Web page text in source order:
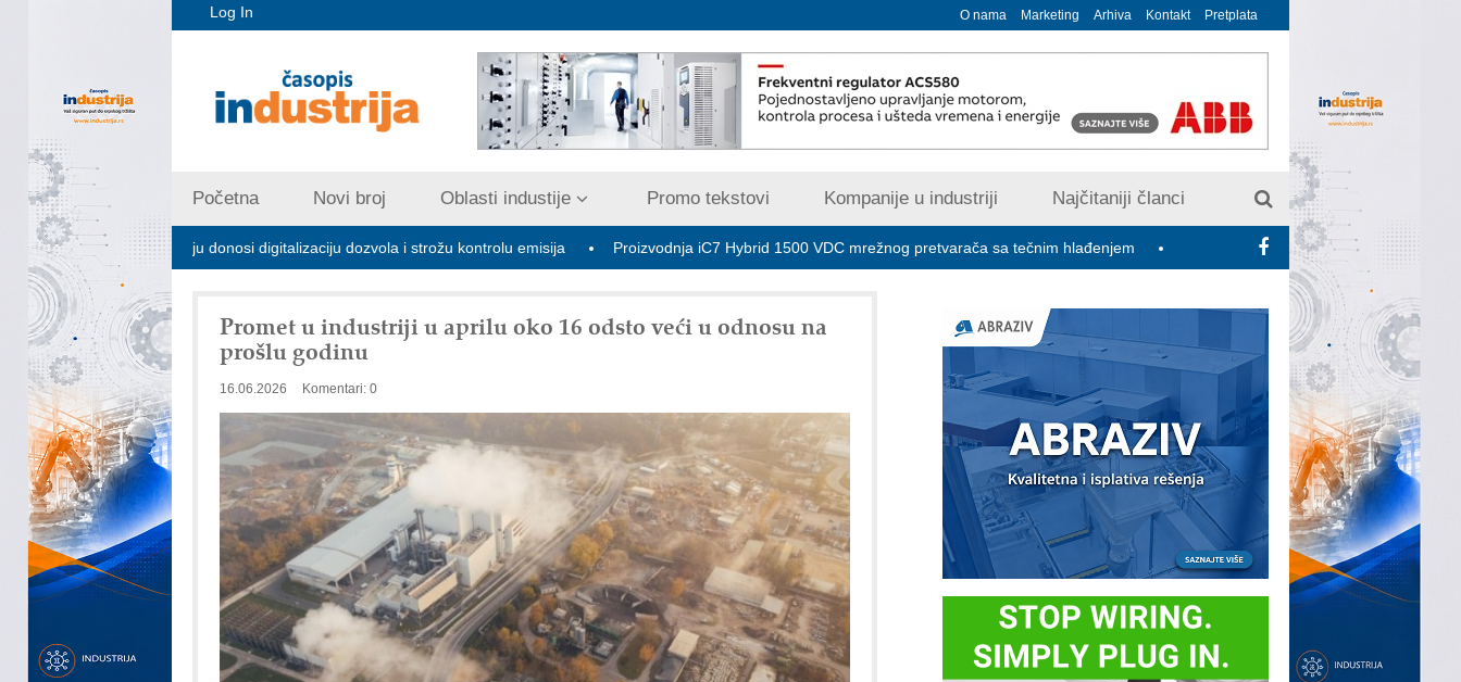
Log In O nama Marketing Arhiva Kontakt Pretplata
Početna Novi broj Oblasti industije Promo tekstovi Kompanije u industriji Najčitaniji članci
zagađivanju donosi digitalizaciju dozvola i strožu kontrolu emisija Proizvodnja iC7 Hybrid 1500 VDC mrežnog pretvarača sa tečnim hlađenjem Minimalac 2027: Sindikati traže veće povećanje
Promet u industriji u aprilu oko 16 odsto veći u odnosu na
prošlu godinu
16.06.2026 Komentari: 0